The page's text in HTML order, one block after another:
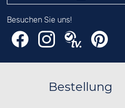
Besuchen Sie uns!
Bestellung